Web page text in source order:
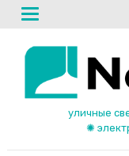
уличные
✺